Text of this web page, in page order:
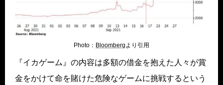
Photo： Bloombergより引用
『イカゲーム』の内容は多額の借金を抱えた人々が賞
金をかけて命を賭けた危険なゲームに挑戦するという